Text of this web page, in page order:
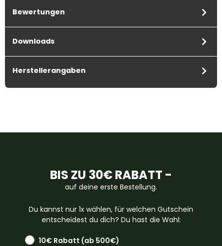
Bewertungen
Downloads
Herstellerangaben
BIS ZU 30€ RABATT -
auf deine erste Bestellung.
Du kannst nur 1x wählen, für welchen Gutschein
entscheidest du dich? Du hast die Wahl:
10€ Rabatt (ab 500€)